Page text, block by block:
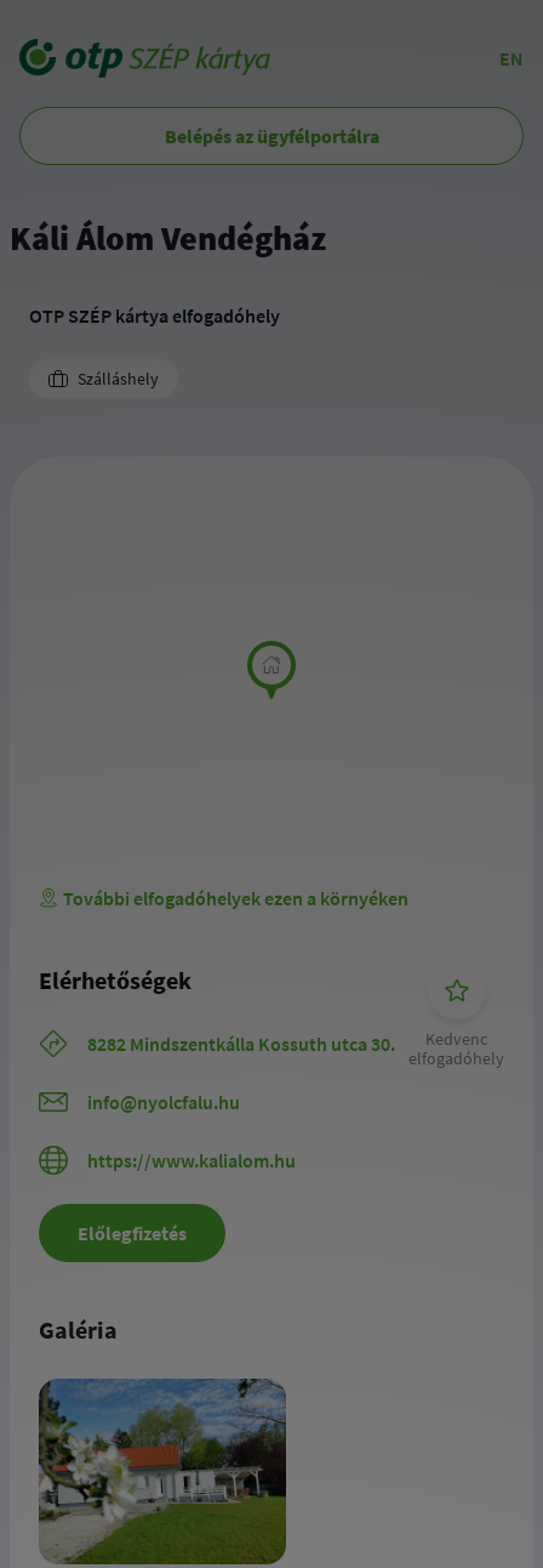
EN
Belépés az ügyfélportálra
Káli Álom Vendégház
OTP SZÉP kártya elfogadóhely
Szálláshely
További elfogadóhelyek ezen a környéken
Elérhetőségek
8282 Mindszentkálla Kossuth utca 30.
info@nyolcfalu.hu
https://www.kalialom.hu
Előlegfizetés
Kedvenc
elfogadóhely
Galéria